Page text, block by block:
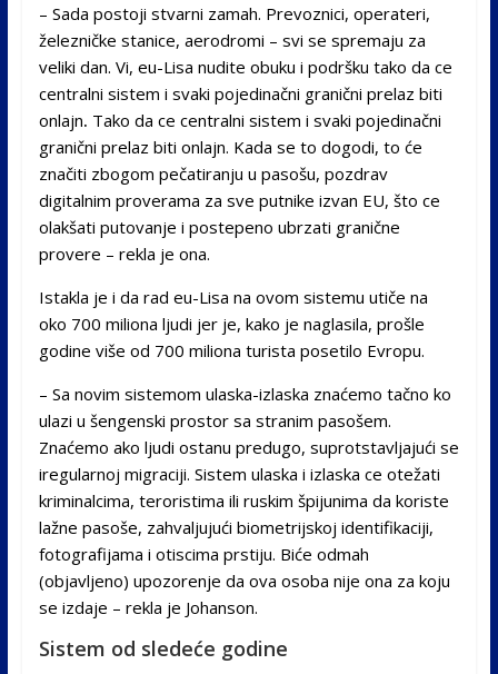
– Sada postoji stvarni zamah. Prevoznici, operateri,
železničke stanice, aerodromi – svi se spremaju za
veliki dan. Vi, eu-Lisa nudite obuku i podršku tako da ce
centralni sistem i svaki pojedinačni granični prelaz biti
onlajn. Tako da ce centralni sistem i svaki pojedinačni
granični prelaz biti onlajn. Kada se to dogodi, to će
značiti zbogom pečatiranju u pasošu, pozdrav
digitalnim proverama za sve putnike izvan EU, što ce
olakšati putovanje i postepeno ubrzati granične
provere – rekla je ona.
Istakla je i da rad eu-Lisa na ovom sistemu utiče na
oko 700 miliona ljudi jer je, kako je naglasila, prošle
godine više od 700 miliona turista posetilo Evropu.
– Sa novim sistemom ulaska-izlaska znaćemo tačno ko
ulazi u šengenski prostor sa stranim pasošem.
Znaćemo ako ljudi ostanu predugo, suprotstavljajući se
iregularnoj migraciji. Sistem ulaska i izlaska ce otežati
kriminalcima, teroristima ili ruskim špijunima da koriste
lažne pasoše, zahvaljujući biometrijskoj identifikaciji,
fotografijama i otiscima prstiju. Biće odmah
(objavljeno) upozorenje da ova osoba nije ona za koju
se izdaje – rekla je Johanson.
Sistem od sledeće godine